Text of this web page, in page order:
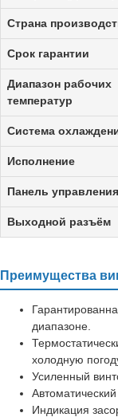
Страна
Срок гарантии
Диапазон рабочих
температур
Система
Исполнение
Панель управления
Выходной разъём
Преимущества
диапазоне.
холодную
Усиленный
Индикация